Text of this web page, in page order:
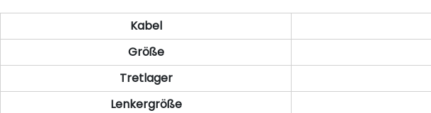
Kabel
Größe
Tretlager
Lenkergröße